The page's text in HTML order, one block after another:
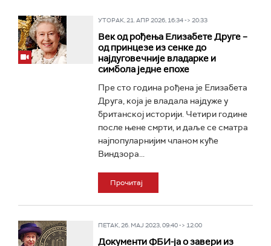
УТОРАК, 21. АПР 2026, 16:34 -> 20:33
Век од рођења Елизабете Друге –
од принцезе из сенке до
најдуговечније владарке и
симбола једне епохе
Пре сто година рођена је Елизабета
Друга, која је владала најдуже у
британској историји. Четири године
после њене смрти, и даље се сматра
најпопуларнијим чланом куће
Виндзора...
Прочитај
ПЕТАК, 26. МАЈ 2023, 09:40 -> 12:00
Документи ФБИ-ја о завери из